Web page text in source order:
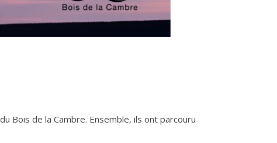
Bois de la Cambre. Ensemble, ils ont parcouru